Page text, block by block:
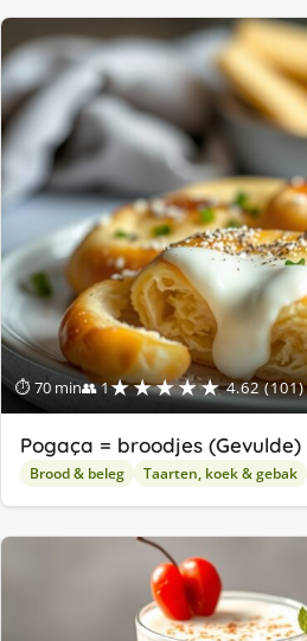
⏱ 70 min👥 1★★★★★ 4.62 (101)
Pogaça = broodjes (Gevulde)
Brood & beleg Taarten, koek & gebak